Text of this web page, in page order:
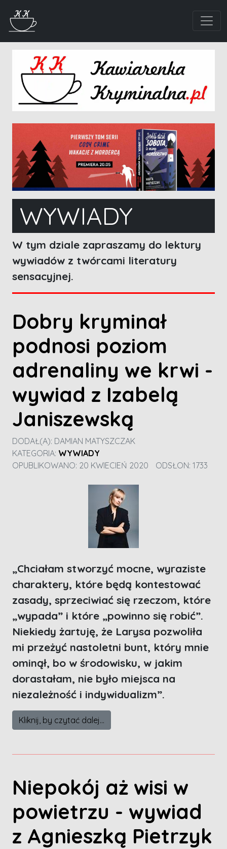
WYWIADY
W tym dziale zapraszamy do lektury
wywiadów z twórcami literatury
sensacyjnej.
Dobry kryminał
podnosi poziom
adrenaliny we krwi -
wywiad z Izabelą
Janiszewską
DODAŁ(A): DAMIAN MATYSZCZAK
KATEGORIA: WYWIADY
OPUBLIKOWANO: 20 KWIECIEŃ 2020
ODSŁON: 1733
„Chciałam stworzyć mocne, wyraziste
charaktery, które będą kontestować
zasady, sprzeciwiać się rzeczom, które
„wypada” i które „powinno się robić”.
Niekiedy żartuję, że Larysa pozwoliła
mi przeżyć nastoletni bunt, który mnie
ominął, bo w środowisku, w jakim
dorastałam, nie było miejsca na
niezależność i indywidualizm”.
Kliknij, by czytać dalej...
Niepokój aż wisi w
powietrzu - wywiad
z Agnieszką Pietrzyk